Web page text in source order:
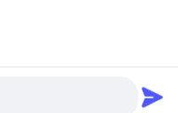
Copyright © 2018-2026
Rechte vorbehalten.